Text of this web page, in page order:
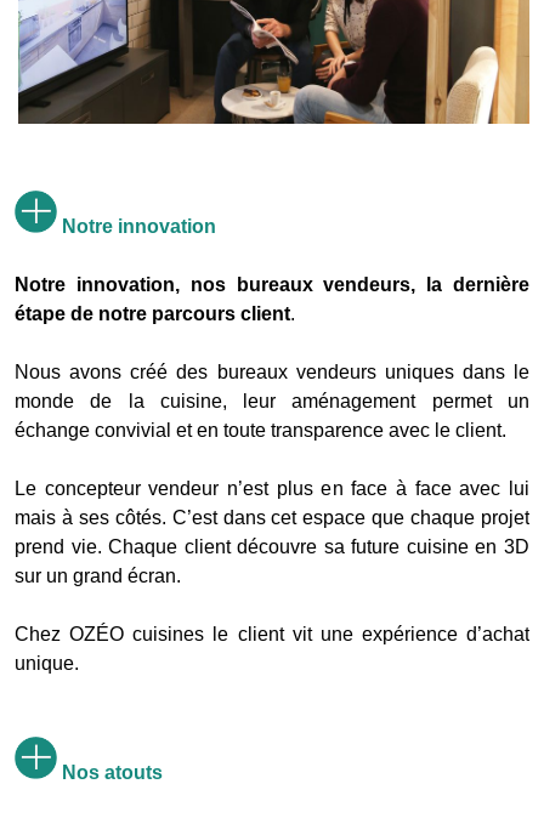
Notre innovation
Notre innovation, nos bureaux vendeurs, la dernière
étape de notre parcours client.
Nous avons créé des bureaux vendeurs uniques dans le
monde de la cuisine, leur aménagement permet un
échange convivial et en toute transparence avec le client.
Le concepteur vendeur n’est plus en face à face avec lui
mais à ses côtés. C’est dans cet espace que chaque projet
prend vie. Chaque client découvre sa future cuisine en 3D
sur un grand écran.
Chez OZÉO cuisines le client vit une expérience d’achat
unique.
Nos atouts